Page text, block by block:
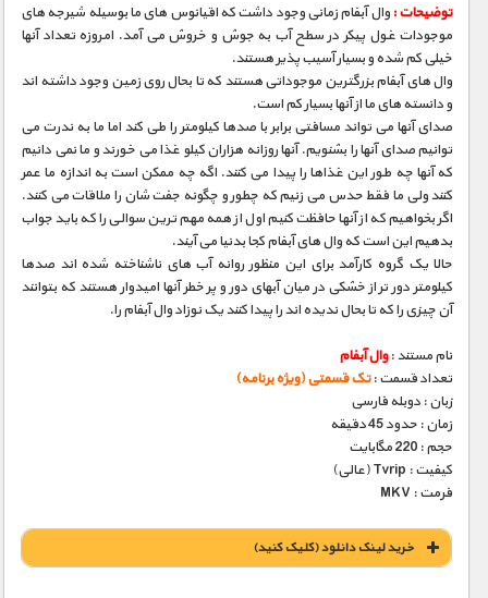
توضیحات : وال آبفام زمانی وجود داشت که اقیانوس های ما بوسیله شیرجه های
موجودات غول پیکر در سطح آب به جوش و خروش می آمد. امروزه تعداد آنها
خیلی کم شده و بسیار آسیب پذیر هستند.
وال های آبفام بزرگترین موجوداتی هستند که تا بحال روی زمین وجود داشته اند
و دانسته های ما از آنها بسیار کم است.
صدای آنها می تواند مسافتی برابر با صدها کیلومتر را طی کند اما ما به ندرت می
توانیم صدای آنها را بشنویم. آنها روزانه هزاران کیلو غذا می خورند و ما نمی دانیم
که آنها چه طور این غذاها را پیدا می کنند. اگه چه ممکن است به اندازه ما عمر
کنند ولی ما فقط حدس می زنیم که چطور و چگونه جفت شان را ملاقات می کنند.
اگر بخواهیم که از آنها حافظت کنیم اول از همه مهم ترین سوالی را که باید جواب
بدهیم این است که وال های آبفام کجا بدنیا می آیند.
حالا یک گروه کارآمد برای این منظور روانه آب های ناشناخته شده اند صدها
کیلومتر دور تر از خشکی در میان آبهای دور و پر خطر آنها امیدوار هستند که بتوانند
آن چیزی را که تا بحال ندیده اند را پیدا کنند یک نوزاد وال آبفام را.
نام مستند :وال آبفام
تعداد قسمت :تک قسمتی (ویژه برنامه)
زبان : دوبله فارسی
زمان : حدود 45 دقیقه
حجم : 220 مگابایت
کیفیت : Tvrip (عالی)
فرمت : MKV
خريد لينک دانلود (کليک کنيد)